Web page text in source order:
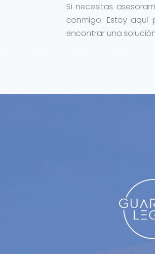
Si necesitas
conmigo. Estoy
encontrar una